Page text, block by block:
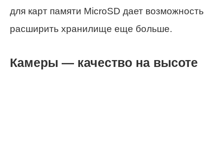
для карт памяти MicroSD дает возможность
расширить хранилище еще больше.
Камеры — качество на высоте